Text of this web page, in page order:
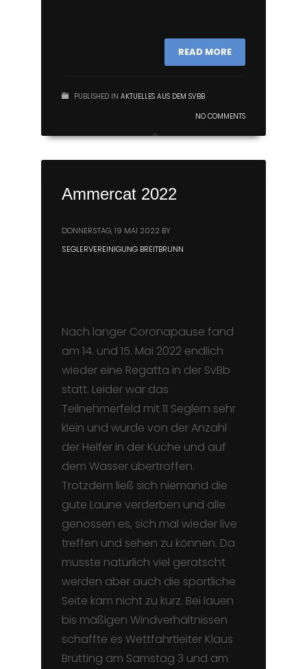
READ MORE
PUBLISHED IN AKTUELLES AUS DEM SVBB
NO COMMENTS
Ammercat 2022
DONNERSTAG, 19 MAI 2022 BY
SEGLERVEREINIGUNG BREITBRUNN
Nach langer Coronapause fand
am 14. und 15. Mai 2022 endlich
wieder eine Regatta in der SvBb
statt. Leider war das
Teilnehmerfeld mit 11 Seglern sehr
klein und wurde von der Anzahl
der Helfer in der Küche und auf
dem Wasser übertroffen.
Trotzdem ließ sich niemand die
gute Laune verderben und alle
genossen es, sich mal wieder live
treffen und sehen zu können. Da
musste natürlich viel geratscht
werden aber auch die sportliche
Seite kam nicht zu kurz. Bei lauen
bis mäßigen Windverhältnissen
schaffte es Wettfahrtleiter Klaus
Brütting am Samstag 3 und am